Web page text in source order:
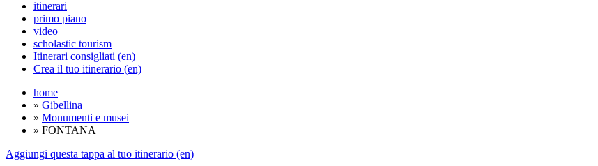
itinerari
primo piano
video
scholastic tourism
Itinerari consigliati (en)
Crea il tuo itinerario (en)
home
» Gibellina
» Monumenti e musei
» FONTANA
Aggiungi questa tappa al tuo itinerario (en)